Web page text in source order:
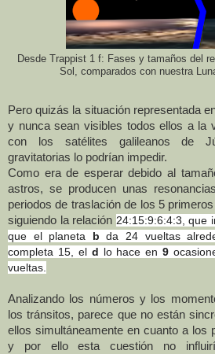
Desde Trappist 1 f: Fases y tamaños del
Sol, comparados con nuestra
Pero quizás la situación representada
y nunca sean visibles todos ellos a la
con los satélites galileanos de
gravitatorias lo podrían impedir.
Como era de esperar debido al
astros, se producen unas
periodos de traslación de los 5
siguiendo la relación 24:15:9:6:4:3, que
que el planeta b da 24 vueltas
completa 15, el d lo hace en9
vueltas.
Analizando los números y los
los tránsitos, parece que no están
ellos simultáneamente en cuanto a los
y por ello esta cuestión no